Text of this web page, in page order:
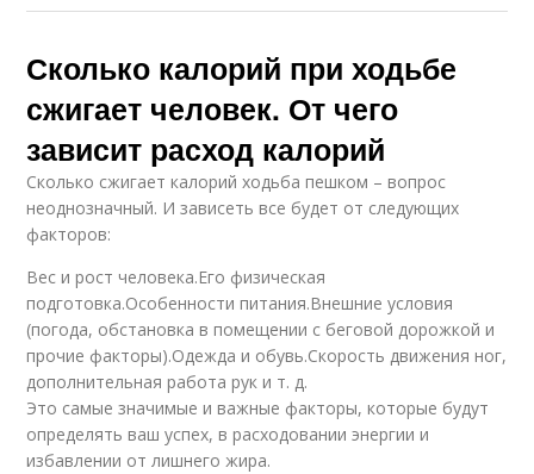
Сколько калорий при ходьбе
сжигает человек. От чего
зависит расход калорий
Сколько сжигает калорий ходьба пешком – вопрос
неоднозначный. И зависеть все будет от следующих
факторов:
Вес и рост человека.Его физическая
подготовка.Особенности питания.Внешние условия
(погода, обстановка в помещении с беговой дорожкой и
прочие факторы).Одежда и обувь.Скорость движения ног,
дополнительная работа рук и т. д.
Это самые значимые и важные факторы, которые будут
определять ваш успех, в расходовании энергии и
избавлении от лишнего жира.